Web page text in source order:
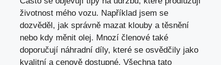
životnost mého vozu. Například jsem se
dozvěděl, jak správně mazat klouby a těsnění
nebo kdy měnit olej. Mnozí členové také
doporučují náhradní díly, které se osvědčily jako
kvalitní a cenově dostupné. Všechna tato